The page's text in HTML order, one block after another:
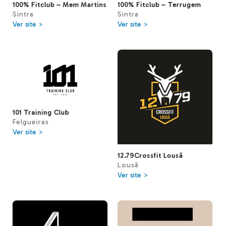
100% Fitclub – Mem Martins
Sintra
Ver site >
100% Fitclub – Terrugem
Sintra
Ver site >
101 Training Club
Felgueiras
Ver site >
12.79Crossfit Lousã
Lousã
Ver site >